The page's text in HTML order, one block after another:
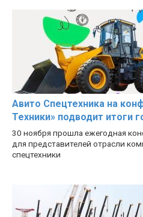
Авито Спецтехника на
Техники» подводит итоги
30 ноября прошла ежегодная
для представителей отрасли
спецтехники